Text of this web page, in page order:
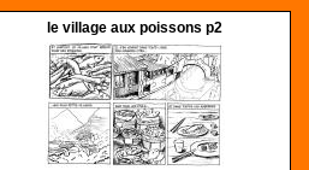
le village aux poissons p2